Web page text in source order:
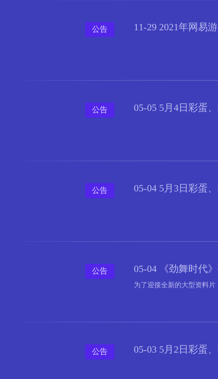
11-29 2021年网易
公告
05-05 5月4日彩蛋
公告
05-04 5月3日彩蛋
公告
05-04 《劲舞时代
为了迎接全新的大型资料片
公告
05-03 5月2日彩蛋
公告